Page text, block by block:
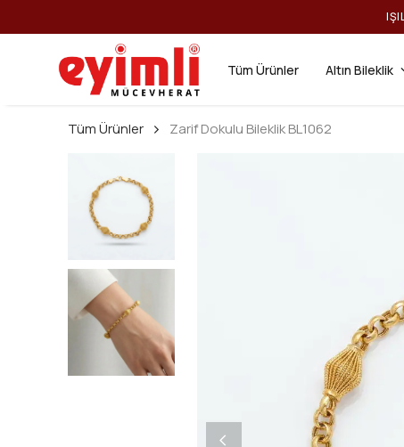
Tüm Ürünler Altın Bileklik
Tüm Ürünler Zarif Dokulu Bileklik BL1062